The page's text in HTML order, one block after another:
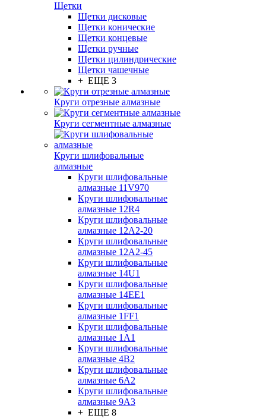
Щетки
Щетки дисковые
Щетки конические
Щетки концевые
Щетки ручные
Щетки цилиндрические
Щетки чашечные
+ ЕЩЕ 3
Круги отрезные алмазные
Круги сегментные алмазные
Круги шлифовальные
алмазные
Круги шлифовальные
алмазные 11V970
Круги шлифовальные
алмазные 12R4
Круги шлифовальные
алмазные 12А2-20
Круги шлифовальные
алмазные 12А2-45
Круги шлифовальные
алмазные 14U1
Круги шлифовальные
алмазные 14ЕЕ1
Круги шлифовальные
алмазные 1FF1
Круги шлифовальные
алмазные 1А1
Круги шлифовальные
алмазные 4В2
Круги шлифовальные
алмазные 6A2
Круги шлифовальные
алмазные 9А3
+ ЕЩЕ 8